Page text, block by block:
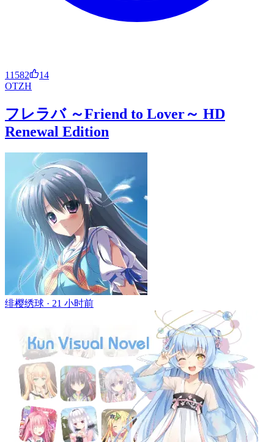
11582
14
OTZH
フレラバ ～Friend to Lover～ HD
Renewal Edition
绯樱绣球 · 21 小时前